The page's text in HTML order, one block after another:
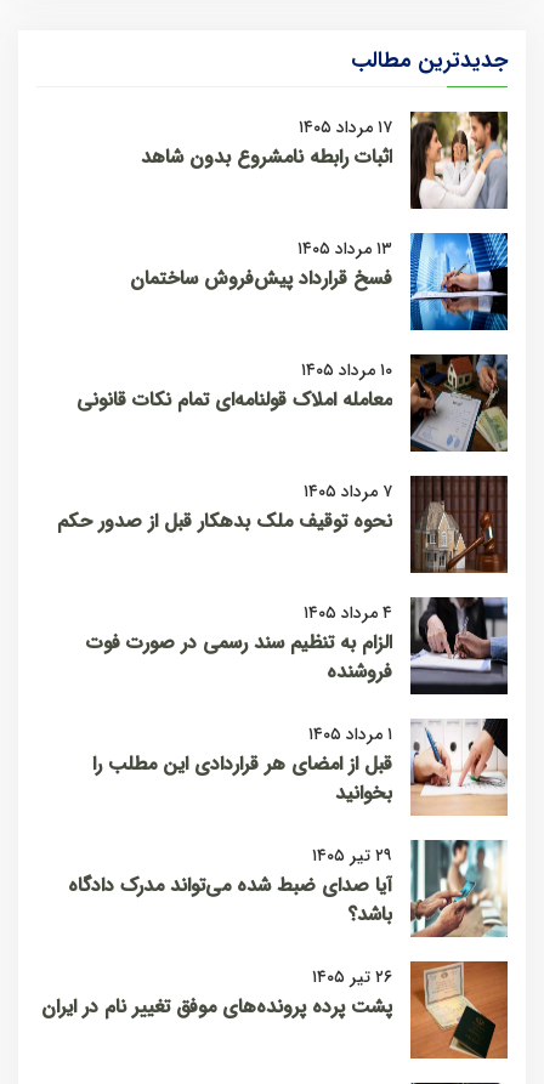
جدیدترین مطالب
۱۷ مرداد ۱۴۰۵
اثبات رابطه نامشروع بدون شاهد
۱۳ مرداد ۱۴۰۵
فسخ قرارداد پیش‌فروش ساختمان
۱۰ مرداد ۱۴۰۵
معامله املاک قولنامه‌ای تمام نکات قانونی
۷ مرداد ۱۴۰۵
نحوه توقیف ملک بدهکار قبل از صدور حکم
۴ مرداد ۱۴۰۵
الزام به تنظیم سند رسمی در صورت فوت
فروشنده
۱ مرداد ۱۴۰۵
قبل از امضای هر قراردادی این مطلب را
بخوانید
۲۹ تیر ۱۴۰۵
آیا صدای ضبط شده می‌تواند مدرک دادگاه
باشد؟
۲۶ تیر ۱۴۰۵
پشت پرده پرونده‌های موفق تغییر نام در ایران